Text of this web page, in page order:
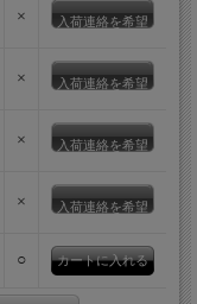
× 入荷連絡を希望
× 入荷連絡を希望
× 入荷連絡を希望
× 入荷連絡を希望
○